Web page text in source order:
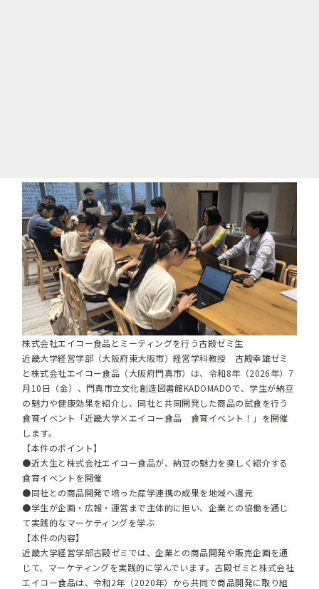
株式会社エイコー⾷品とミーティングを行う古殿ゼミ生
近畿大学経営学部（大阪府東大阪市）経営学科教授 古殿幸雄ゼミ
と株式会社エイコー食品（大阪府門真市）は、令和8年（2026年）7
月10日（金）、門真市立文化創造図書館KADOMADOで、学生が納豆
の魅力や健康効果を紹介し、同社と共同開発した商品の試食を行う
食育イベント「近畿大学×エイコー食品 食育イベント！」を開催
します。
【本件のポイント】
●近大生と株式会社エイコー食品が、納豆の魅力を楽しく紹介する
食育イベントを開催
●同社との商品開発で培った産学連携の成果を地域へ還元
●学生が企画・広報・運営まで主体的に担い、企業との協働を通じ
て実践的なマーケティングを学ぶ
【本件の内容】
近畿大学経営学部古殿ゼミでは、企業との商品開発や販売企画を通
じて、マーケティングを実践的に学んでいます。古殿ゼミと株式会社
エイコー食品は、令和2年（2020年）から共同で商品開発に取り組